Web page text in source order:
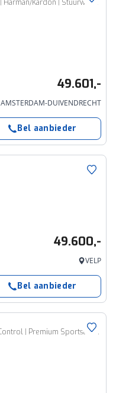
MINI Cooper C Classic | Head-Up Display | Harman/Kardon | Stuurwielverwarming | Comfort Access | Opruimingsvoordeel
49.601,-
AMSTERDAM-DUIVENDRECHT
Bel aanbieder
49.600,-
VELP
Bel aanbieder
MINI 2.0 Cooper S Favoured XL | Cruise Control | Premium Sportstoelen